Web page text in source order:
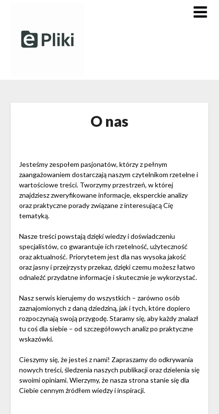
content
O nas
Jesteśmy zespołem pasjonatów, którzy z pełnym
zaangażowaniem dostarczają naszym czytelnikom rzetelne i
wartościowe treści. Tworzymy przestrzeń, w której
znajdziesz zweryfikowane informacje, eksperckie analizy
oraz praktyczne porady związane z interesującą Cię
tematyką.
Nasze treści powstają dzięki wiedzy i doświadczeniu
specjalistów, co gwarantuje ich rzetelność, użyteczność
oraz aktualność. Priorytetem jest dla nas wysoka jakość
oraz jasny i przejrzysty przekaz, dzięki czemu możesz łatwo
odnaleźć przydatne informacje i skutecznie je wykorzystać.
Nasz serwis kierujemy do wszystkich – zarówno osób
zaznajomionych z daną dziedziną, jak i tych, które dopiero
rozpoczynają swoją przygodę. Staramy się, aby każdy znalazł
tu coś dla siebie – od szczegółowych analiz po praktyczne
wskazówki.
Cieszymy się, że jesteś z nami! Zapraszamy do odkrywania
nowych treści, śledzenia naszych publikacji oraz dzielenia się
swoimi opiniami. Wierzymy, że nasza strona stanie się dla
Ciebie cennym źródłem wiedzy i inspiracji.